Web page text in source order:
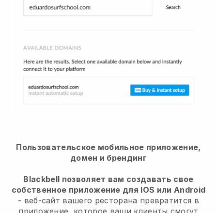
Пользовательское мобильное приложение,
домен и брендинг
Blackbell позволяет вам создавать свое
собственное приложение для IOS или Android
- веб-сайт вашего ресторана превратится в